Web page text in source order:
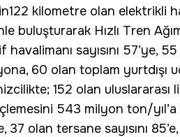
kilometre olan elektrikli
buluşturarak Hızlı Tren
havalimanı sayısını 57’ye,
60 olan toplam yurtdışı
152 olan uluslararası
543 milyon ton/
37 olan tersane sayısını